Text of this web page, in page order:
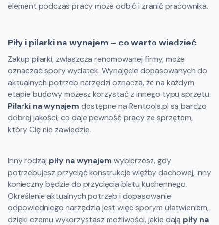
element podczas pracy może odbić i zranić pracownika.
Piły i pilarki na wynajem – co warto wiedzieć
Zakup pilarki, zwłaszcza renomowanej firmy, może
oznaczać spory wydatek. Wynajęcie dopasowanych do
aktualnych potrzeb narzędzi oznacza, że na każdym
etapie budowy możesz korzystać z innego typu sprzętu.
Pilarki na wynajem dostępne na Rentools.pl są bardzo
dobrej jakości, co daje pewność pracy ze sprzętem,
który Cię nie zawiedzie.
Inny rodzaj piły na wynajem wybierzesz, gdy
potrzebujesz przyciąć konstrukcje więźby dachowej, inny
konieczny będzie do przycięcia blatu kuchennego.
Określenie aktualnych potrzeb i dopasowanie
odpowiedniego narzędzia jest więc sporym ułatwieniem,
dzięki czemu wykorzystasz możliwości, jakie dają piły na